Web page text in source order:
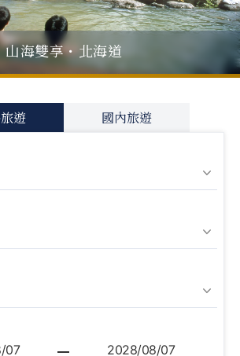
企劃
山海雙享・北海道
遊 國內旅遊